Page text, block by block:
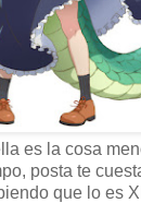
es la cosa
posta te
que lo es